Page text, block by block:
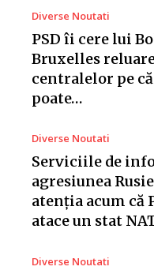
Diverse Noutati
PSD îi cere lui
Bruxelles
centralelor pe
poate…
Diverse Noutati
Serviciile de
agresiunea
atenția acum că
atace un stat
Diverse Noutati